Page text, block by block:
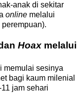
anak di sekitar
online melalui
Hoax melalui
memulai sesinya
bagi kaum milenial
jam sehari